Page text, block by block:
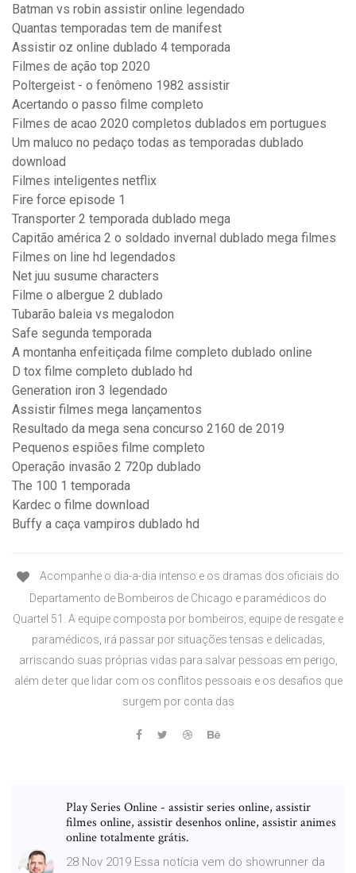
Batman vs robin assistir online legendado
Quantas temporadas tem de manifest
Assistir oz online dublado 4 temporada
Filmes de ação top 2020
Poltergeist - o fenômeno 1982 assistir
Acertando o passo filme completo
Filmes de acao 2020 completos dublados em portugues
Um maluco no pedaço todas as temporadas dublado
download
Filmes inteligentes netflix
Fire force episode 1
Transporter 2 temporada dublado mega
Capitão américa 2 o soldado invernal dublado mega filmes
Filmes on line hd legendados
Net juu susume characters
Filme o albergue 2 dublado
Tubarão baleia vs megalodon
Safe segunda temporada
A montanha enfeitiçada filme completo dublado online
D tox filme completo dublado hd
Generation iron 3 legendado
Assistir filmes mega lançamentos
Resultado da mega sena concurso 2160 de 2019
Pequenos espiões filme completo
Operação invasão 2 720p dublado
The 100 1 temporada
Kardec o filme download
Buffy a caça vampiros dublado hd
Acompanhe o dia-a-dia intenso e os dramas dos oficiais do
Departamento de Bombeiros de Chicago e paramédicos do
Quartel 51. A equipe composta por bombeiros, equipe de resgate e
paramédicos, irá passar por situações tensas e delicadas,
arriscando suas próprias vidas para salvar pessoas em perigo,
além de ter que lidar com os conflitos pessoais e os desafios que
surgem por conta das
Play Series Online - assistir series online, assistir
filmes online, assistir desenhos online, assistir animes
online totalmente grátis.
28 Nov 2019 Essa notícia vem do showrunner da